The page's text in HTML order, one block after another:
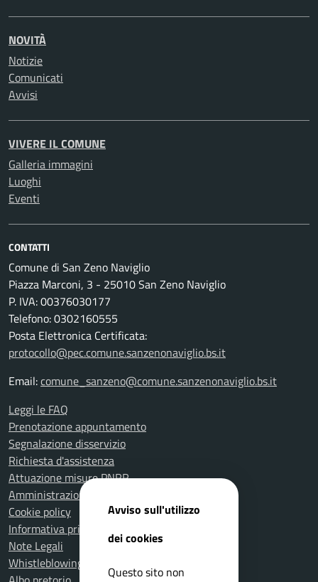
NOVITÀ
Notizie
Comunicati
Avvisi
VIVERE IL COMUNE
Galleria immagini
Luoghi
Eventi
CONTATTI
Comune di San Zeno Naviglio
Piazza Marconi, 3 - 25010 San Zeno Naviglio
P. IVA: 00376030177
Telefono: 0302160555
Posta Elettronica Certificata:
protocollo@pec.comune.sanzenonaviglio.bs.it
Email:comune_sanzeno@comune.sanzenonaviglio.bs.it
Leggi le FAQ
Prenotazione appuntamento
Segnalazione disservizio
Richiesta d'assistenza
Attuazione misure PNRR
Amministrazione trasparente
Cookie policy
Informativa privacy
Note Legali
Whistleblowing
Avviso sull'utilizzo
dei cookies
Questo sito non